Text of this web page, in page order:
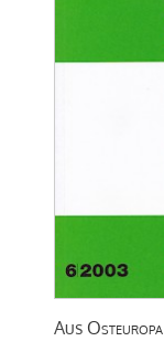
Aus Osteuropa